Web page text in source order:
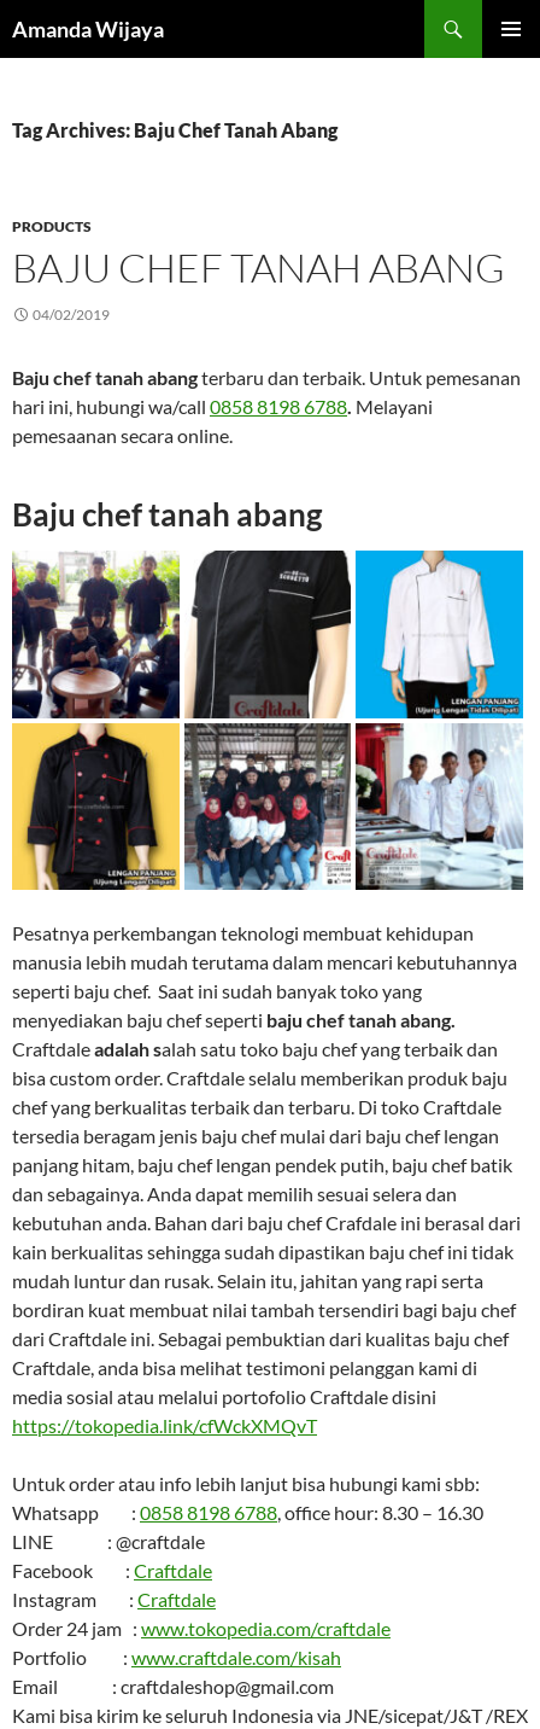
Amanda Wijaya
Tag Archives: Baju Chef Tanah Abang
PRODUCTS
BAJU CHEF TANAH ABANG
04/02/2019
Baju chef tanah abangterbaru dan terbaik. Untuk pemesanan
hari ini, hubungi wa/call 0858 8198 6788. Melayani
pemesaanan secara online.
Baju chef tanah abang
Pesatnya perkembangan teknologi membuat kehidupan
manusia lebih mudah terutama dalam mencari kebutuhannya
seperti baju chef. Saat ini sudah banyak toko yang
menyediakan baju chef seperti baju chef tanah abang.
Craftdaleadalah salah satu toko baju chef yang terbaik dan
bisa custom order. Craftdale selalu memberikan produk baju
chef yang berkualitas terbaik dan terbaru. Di toko Craftdale
tersedia beragam jenis baju chef mulai dari baju chef lengan
panjang hitam, baju chef lengan pendek putih, baju chef batik
dan sebagainya. Anda dapat memilih sesuai selera dan
kebutuhan anda. Bahan dari baju chef Crafdale ini berasal dari
kain berkualitas sehingga sudah dipastikan baju chef ini tidak
mudah luntur dan rusak. Selain itu, jahitan yang rapi serta
bordiran kuat membuat nilai tambah tersendiri bagi baju chef
dari Craftdale ini. Sebagai pembuktian dari kualitas baju chef
Craftdale, anda bisa melihat testimoni pelanggan kami di
media sosial atau melalui portofolio Craftdale disini
https://tokopedia.link/cfWckXMQvT
Untuk order atau info lebih lanjut bisa hubungi kami sbb:
Whatsapp : 0858 8198 6788, office hour: 8.30 – 16.30
LINE : @craftdale
Facebook : Craftdale
Instagram : Craftdale
Order 24 jam : www.tokopedia.com/craftdale
Portfolio : www.craftdale.com/kisah
Email : craftdaleshop@gmail.com
Kami bisa kirim ke seluruh Indonesia via JNE/sicepat/J&T /REX